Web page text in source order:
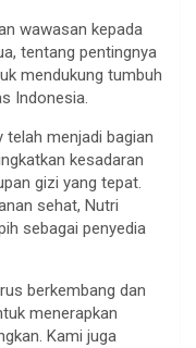
wawasan kepada
tentang pentingnya
mendukung tumbuh
Indonesia.
telah menjadi bagian
kesadaran
gizi yang tepat.
sehat, Nutri
sebagai penyedia
berkembang dan
menerapkan
Kami juga